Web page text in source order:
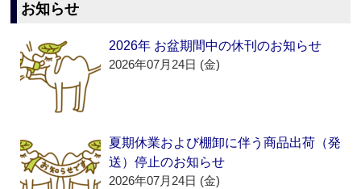
お知らせ
2026年 お盆期間中の休刊のお知らせ
2026年07月24日 (金)
夏期休業および棚卸に伴う商品出荷（発
送）停止のお知らせ
2026年07月24日 (金)